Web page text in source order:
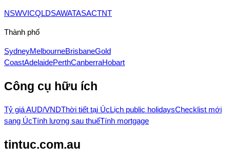
NSWVICQLDSAWATASACTNT
Thành phố
SydneyMelbourneBrisbaneGold
CoastAdelaidePerthCanberraHobart
Công cụ hữu ích
Tỷ giá AUD/VNDThời tiết tại ÚcLịch public holidaysChecklist mới
sang ÚcTính lương sau thuếTính mortgage
tintuc.com.au